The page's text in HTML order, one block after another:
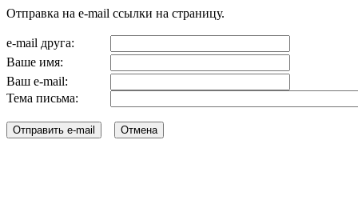
Отправка на e-mail ссылки на страницу.
e-mail друга:
Ваше имя:
Ваш e-mail:
Тема письма: